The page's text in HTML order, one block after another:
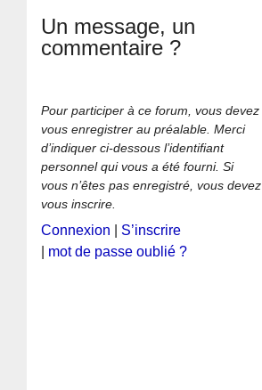
Un message, un
commentaire ?
Pour participer à ce forum, vous devez
vous enregistrer au préalable. Merci
d’indiquer ci-dessous l’identifiant
personnel qui vous a été fourni. Si
vous n’êtes pas enregistré, vous devez
vous inscrire.
Connexion
S’inscrire
mot de passe oublié ?